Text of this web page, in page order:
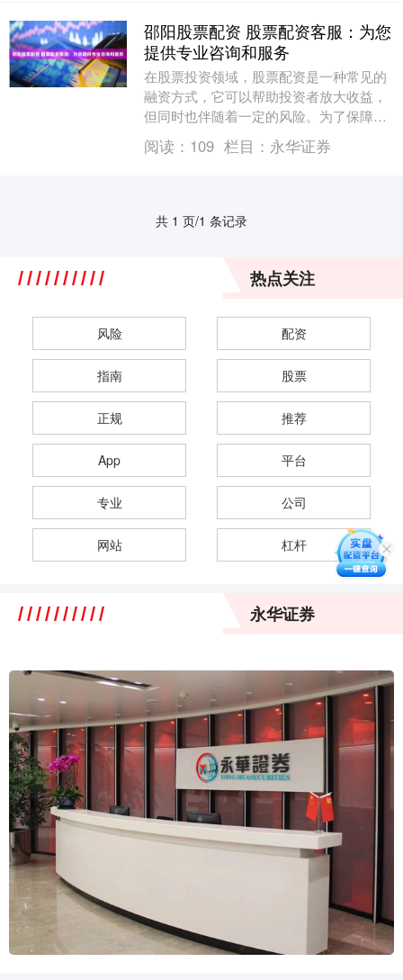
邵阳股票配资 股票配资客服：为您
提供专业咨询和服务
在股票投资领域，股票配资是一种常见的
融资方式，它可以帮助投资者放大收益，
但同时也伴随着一定的风险。为了保障投
资者的利益，股票配资客服应运而生，为
投资者提供专业咨....
阅读： 109 栏目： 永华证券
共 1 页/1 条记录
热点关注
风险 配资
指南 股票
正规 推荐
App 平台
专业 公司
网站 杠杆
永华证券